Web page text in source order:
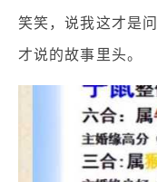
笑笑，说我这才是
才说的故事里头。